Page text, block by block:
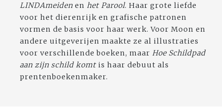
LINDAmeiden en het Parool. Haar grote liefde
voor het dierenrijk en grafische patronen
vormen de basis voor haar werk. Voor Moon en
andere uitgeverijen maakte ze al illustraties
voor verschillende boeken, maar Hoe Schildpad
aan zijn schild komt is haar debuut als
prentenboekenmaker.